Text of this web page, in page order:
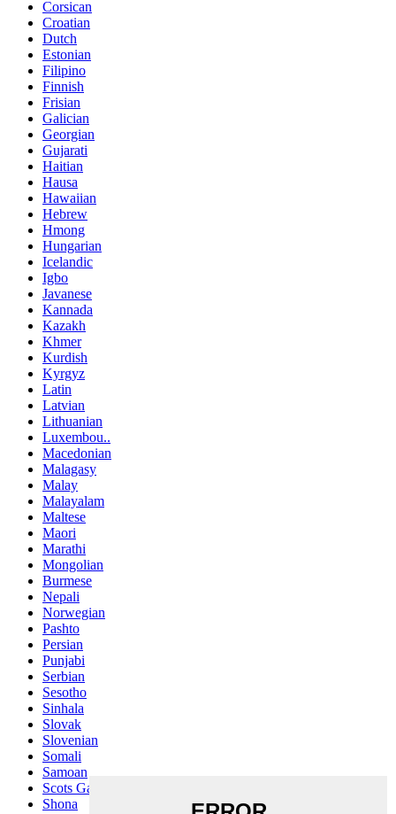
Corsican
Croatian
Dutch
Estonian
Filipino
Finnish
Frisian
Galician
Georgian
Gujarati
Haitian
Hausa
Hawaiian
Hebrew
Hmong
Hungarian
Icelandic
Igbo
Javanese
Kannada
Kazakh
Khmer
Kurdish
Kyrgyz
Latin
Latvian
Lithuanian
Luxembou..
Macedonian
Malagasy
Malay
Malayalam
Maltese
Maori
Marathi
Mongolian
Burmese
Nepali
Norwegian
Pashto
Persian
Punjabi
Serbian
Sesotho
Sinhala
Slovak
Slovenian
Somali
Samoan
Scots Gaelic
Shona